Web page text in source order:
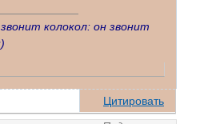
колокол: он звонит
Цитировать